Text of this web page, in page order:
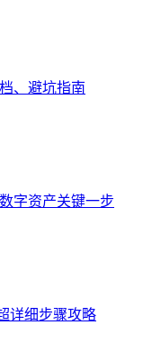
、避坑指南
字资产关键一步
详细步骤攻略